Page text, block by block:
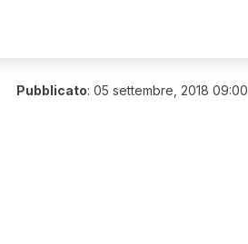
Pubblicato: 05 settembre, 2018 09:00